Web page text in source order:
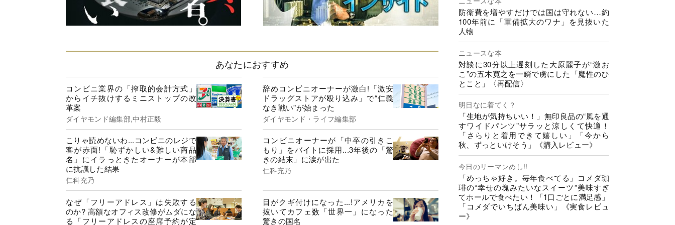
あなたにおすすめ
コンビニ業界の「搾取的会計方式」
からイチ抜けするミニストップの改
革案
ダイヤモンド編集部,中村正毅
辞めコンビニオーナーが激白!「激安
ドラッグストアが殴り込み」で“仁義
なき戦い”が始まった
ダイヤモンド・ライフ編集部
こりゃ読めないわ...コンビニのレジで
客が赤面!「恥ずかしい&難しい商品
名」にイラっときたオーナーが本部
に抗議した結果
仁科充乃
コンビニオーナーが「中卒の引きこ
もり」をバイトに採用...3年後の「驚
きの結末」に涙が出た
仁科充乃
なぜ「フリーアドレス」は失敗する
のか? 高額なオフィス改修がムダにな
る「フリーアドレスの座席予約が定
目がクギ付けになった...!アメリカを
抜いてカフェ数「世界一」になった
驚きの国名
防衛費を増やすだけでは国は守れない…約
100年前に「軍備拡大のワナ」を見抜いた
人物
ニュースな本
対談に30分以上遅刻した大原麗子が“激お
こ”の五木寛之を一瞬で虜にした「魔性のひ
とこと」〈再配信〉
明日なに着てく？
「生地が気持ちいい！」無印良品の“風を通
すワイドパンツ”サラッと涼しくて快適！
「さらりと着用できて嬉しい」「今から
秋、ずっといけそう」《購入レビュー》
今日のリーマンめし!!
「めっちゃ好き。毎年食べてる」コメダ珈
琲の“幸せの塊みたいなスイーツ”美味すぎ
てホールで食べたい！「1口ごとに満足感」
「コメダでいちばん美味い」《実食レビュ
ー》